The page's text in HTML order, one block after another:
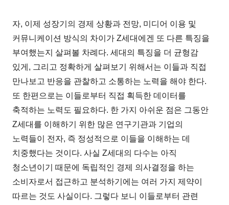
자, 이제 성장기의 경제 상황과 전망, 미디어 이용 및
커뮤니케이션 방식의 차이가 Z세대에겐 또 다른 특징을
부여했는지 살펴볼 차례다. 세대의 특징을 더 균형감
있게, 그리고 정확하게 살펴보기 위해서는 이들과 직접
만나보고 반응을 관찰하고 소통하는 노력을 해야 한다.
또 한편으로는 이들로부터 직접 획득한 데이터를
축적하는 노력도 필요하다. 한 가지 아쉬운 점은 그동안
Z세대를 이해하기 위한 많은 연구기관과 기업의
노력들이 전자, 즉 정성적으로 이들을 이해하는 데
치중했다는 것이다. 사실 Z세대의 다수는 아직
청소년이기 때문에 독립적인 경제 의사결정을 하는
소비자로서 접근하고 분석하기에는 여러 가지 제약이
따르는 것도 사실이다. 그렇다 보니 이들로부터 관련